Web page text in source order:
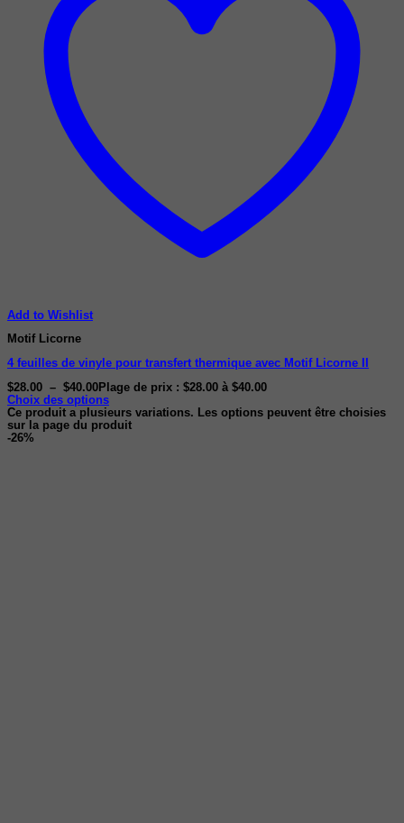
Add to Wishlist
Motif Licorne
4 feuilles de vinyle pour transfert thermique avec Motif Licorne II
$28.00 – $40.00 Plage de prix : $28.00 à $40.00
Choix des options
Ce produit a plusieurs variations. Les options peuvent être choisies
sur la page du produit
-26%